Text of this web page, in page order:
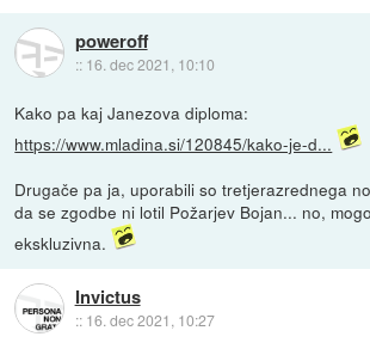
poweroff
:: 16. dec 2021, 10:10
Kako pa kaj Janezova diploma:
https://www.mladina.si/120845/kako-je-d...
Drugače pa ja, uporabili so tretjerazrednega
da se zgodbe ni lotil Požarjev Bojan... no,
ekskluzivna.
Invictus
:: 16. dec 2021, 10:27